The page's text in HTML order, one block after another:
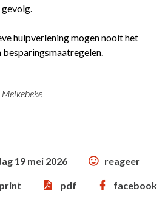
hulpverlening mogen nooit het
19 mei 2026 reageer
print pdf facebook